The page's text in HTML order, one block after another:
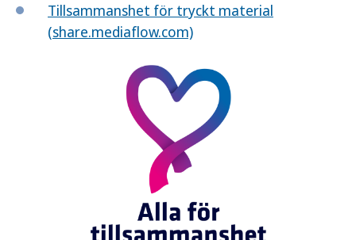
Tillsammanshet för tryckt material
(share.mediaflow.com)